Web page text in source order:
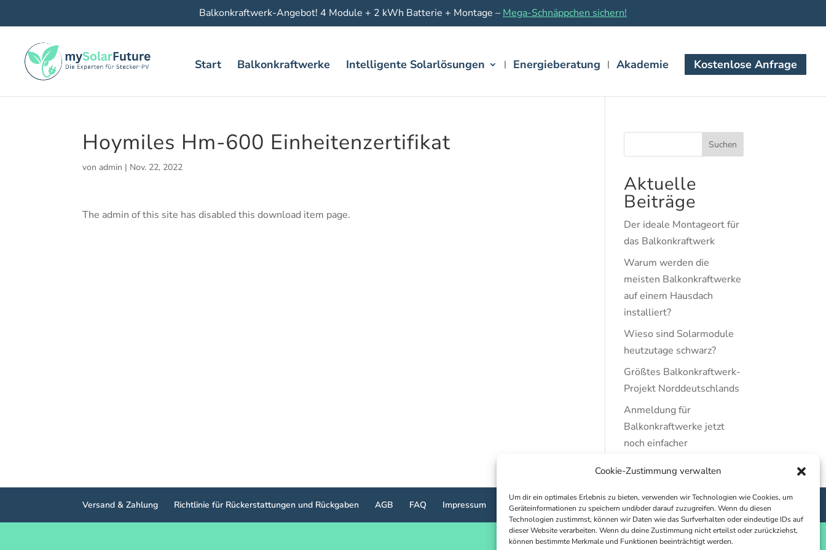
Cookie-Zustimmung verwalten
Um dir ein optimales Erlebnis zu bieten, verwenden wir Technologien wie Cookies, um
Geräteinformationen zu speichern und/oder darauf zuzugreifen. Wenn du diesen
Technologien zustimmst, können wir Daten wie das Surfverhalten oder eindeutige IDs auf
dieser Website verarbeiten. Wenn du deine Zustimmung nicht erteilst oder zurückziehst,
können bestimmte Merkmale und Funktionen beeinträchtigt werden.
Balkonkraftwerk-Angebot! 4 Module + 2 kWh Batterie + Montage – Mega-Schnäppchen sichern!
Start Balkonkraftwerke Intelligente Solarlösungen Energieberatung Akademie Kostenlose Anfrage
Hoymiles Hm-600 Einheitenzertifikat
vonadmin | Nov. 22, 2022
The admin of this site has disabled this download item page.
Suchen
Aktuelle
Beiträge
Der ideale Montageort für
das Balkonkraftwerk
Warum werden die
meisten Balkonkraftwerke
auf einem Hausdach
installiert?
Wieso sind Solarmodule
heutzutage schwarz?
Größtes Balkonkraftwerk-
Projekt Norddeutschlands
Anmeldung für
Balkonkraftwerke jetzt
noch einfacher
Versand & Zahlung Richtlinie für Rückerstattungen und Rückgaben AGB FAQ Impressum Cookie-Richtlinie (EU) Datenschutz